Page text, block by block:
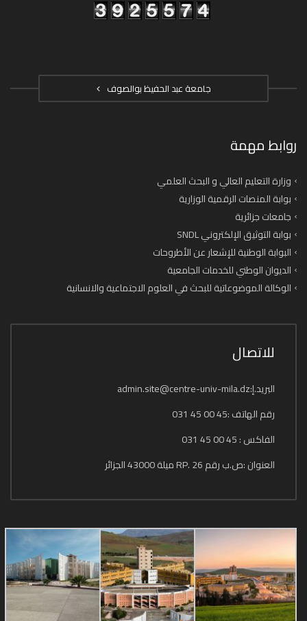
جامعة عبد الحفيظ بوالصوف
روابط مهمة
وزارة التعليم العالي و البحث العلمي
بوابة المنصات الرقمية الوزارية
جامعات جزائرية
بوابة التوثيق الإلكتروني SNDL
البوابة الوطنية للإشعار عن الأطروحات
الديوان الوطني للخدمات الجامعية
الوكالة الموضوعاتية للبحث في العلوم الاجتماعية والانسانية
للاتصال
البريد.إ:admin.site@centre-univ-mila.dz
رقم الهاتف :45 00 45 031
الفاكس : 45 00 45 031
العنوان :ص.ب رقم 26 .RP ميلة 43000 الجزائر